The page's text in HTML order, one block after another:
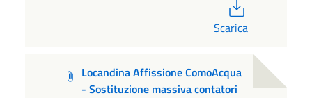
Scarica
Locandina Affissione ComoAcqua
- Sostituzione massiva contatori